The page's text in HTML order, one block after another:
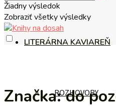
LITERÁRNA KAVIAREŇ
ROZHOVORY
Žiadny výsledok
Zobraziť všetky výsledky
Značka:do